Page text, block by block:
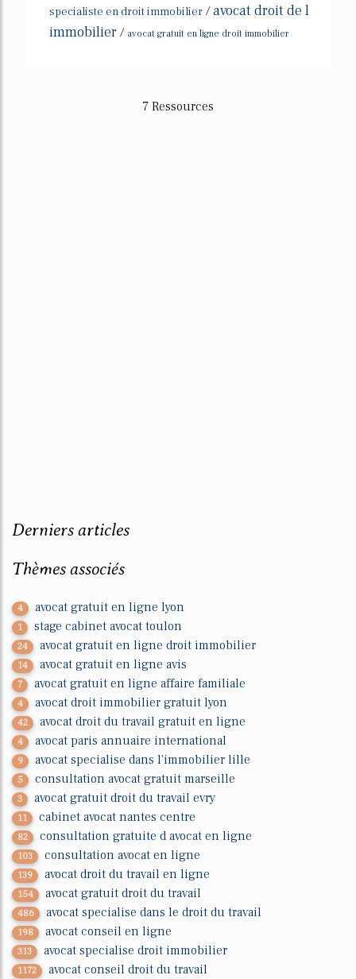
specialiste en droit immobilier /avocat droit de l
immobilier / avocat gratuit en ligne droit immobilier
7 Ressources
Derniers articles
Thèmes associés
4 avocat gratuit en ligne lyon
1 stage cabinet avocat toulon
24 avocat gratuit en ligne droit immobilier
14 avocat gratuit en ligne avis
7 avocat gratuit en ligne affaire familiale
4 avocat droit immobilier gratuit lyon
42 avocat droit du travail gratuit en ligne
4 avocat paris annuaire international
9 avocat specialise dans l'immobilier lille
5 consultation avocat gratuit marseille
3 avocat gratuit droit du travail evry
11 cabinet avocat nantes centre
82 consultation gratuite d avocat en ligne
103 consultation avocat en ligne
139 avocat droit du travail en ligne
154 avocat gratuit droit du travail
486 avocat specialise dans le droit du travail
198 avocat conseil en ligne
313 avocat specialise droit immobilier
1172 avocat conseil droit du travail